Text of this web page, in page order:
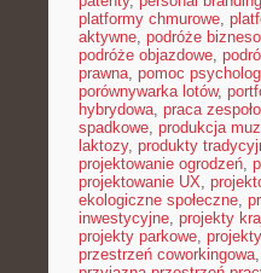
platformy chmurowe,
aktywne, podróże
podróże objazdowe,
prawna, pomoc
porównywarka lotów,
hybrydowa, praca
spadkowe, produkcja
laktozy, produkty
projektowanie ogrodzeń,
projektowanie UX,
ekologiczne społeczne,
inwestycyjne, projekty
projekty parkowe,
przestrzeń coworkingowa,